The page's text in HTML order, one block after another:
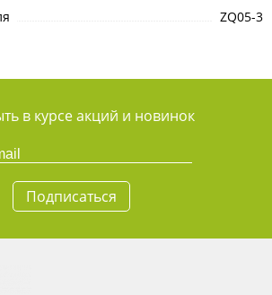
ZQ05-3
в курсе акций и новинок
Подписаться